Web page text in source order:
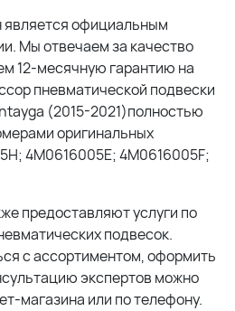
официальным
Мы отвечаем за качество
12-месячную гарантию на
пневматической подвески
(2015-2021)полностью
оригинальных
4M0616005E; 4M0616005F;
предоставляют услуги по
подвесок.
с ассортиментом, оформить
экспертов можно
магазина или по телефону.